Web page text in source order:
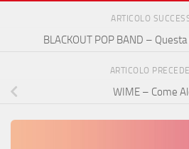
ARTICOLO
BLACKOUT POP BAND –
ARTICOLO
WIME – Come